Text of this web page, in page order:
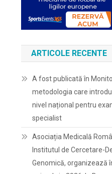
ARTICOLE RECENTE
A fost publicată în
metodologia care
nivel național pentru
specialist
Asociația Medicală
Institutul de Cercetare-
Genomică, organizează